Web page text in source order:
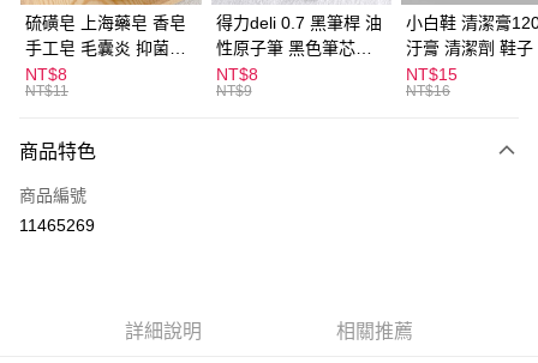
悠遊付
ATM付款
全家取貨付款
每筆NT$60，滿NT$599(含以上)免運費
付款後全家取貨
每筆NT$60，滿NT$599(含以上)免運費
硫磺皂 上海藥皂 香皂
手工皂 毛囊炎 抑菌除
蟎 清潔護膚 去油去痘
寵物皮膚病 狗狗貓咪
NT$8
NT$11
得力deli 0.7 黑筆桿 油
性原子筆 黑色筆芯
S304
NT$8
NT$9
小白鞋 清潔膏
汙膏 清潔劑 鞋子
漬 白皮鞋 鞋油
NT$15
NT$16
商品特色
商品編號
11465269
詳細說明 相關推薦